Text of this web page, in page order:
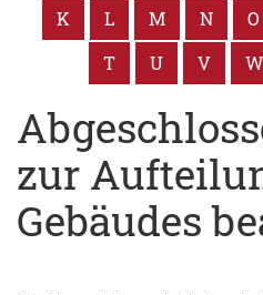
K
L M N O
T
U V W
zur
Gebäudes